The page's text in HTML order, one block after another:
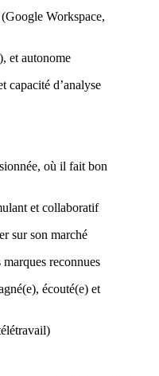
Workspace,
et autonome
capacité d’analyse
où il fait bon
et collaboratif
sur son marché
reconnues
écouté(e) et